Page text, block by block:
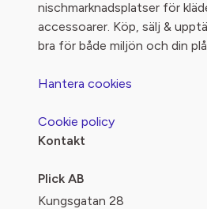
nischmarknadsplatser för
accessoarer. Köp, sälj &
bra för både miljön och din
Hantera cookies
Cookie policy
Kontakt
Plick AB
Kungsgatan 28